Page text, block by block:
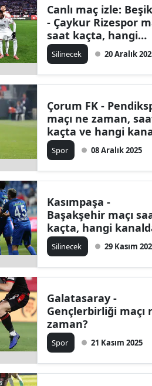
Canlı maç izle:
- Çaykur Rizespor
saat kaçta, hangi
kanalda?
Silinecek 20 Aralık
Çorum FK -
maçı ne zaman,
kaçta ve hangi
yayınlanacak?
Spor 08 Aralık 2025
Kasımpaşa -
Başakşehir maçı
kaçta, hangi
Silinecek 29 Kasım
Galatasaray -
Gençlerbirliği maçı
zaman?
Spor 21 Kasım 2025